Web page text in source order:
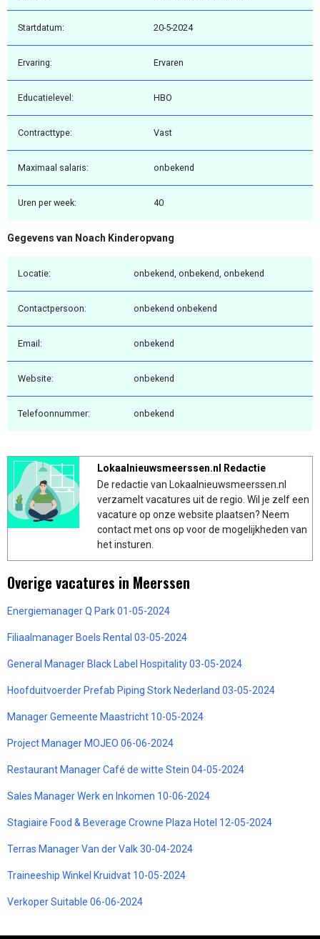
Startdatum: 20-5-2024
Ervaring: Ervaren
Educatielevel: HBO
Contracttype: Vast
Maximaal salaris: onbekend
Uren per week: 40
Gegevens van Noach Kinderopvang
Locatie: onbekend, onbekend, onbekend
Contactpersoon: onbekend onbekend
Email: onbekend
Website: onbekend
Telefoonnummer: onbekend
Lokaalnieuwsmeerssen.nl Redactie
De redactie van Lokaalnieuwsmeerssen.nl
verzamelt vacatures uit de regio. Wil je zelf een
vacature op onze website plaatsen? Neem
contact met ons op voor de mogelijkheden van
het insturen.
Overige vacatures in Meerssen
Energiemanager Q Park 01-05-2024
Filiaalmanager Boels Rental 03-05-2024
General Manager Black Label Hospitality 03-05-2024
Hoofduitvoerder Prefab Piping Stork Nederland 03-05-2024
Manager Gemeente Maastricht 10-05-2024
Project Manager MOJEO 06-06-2024
Restaurant Manager Café de witte Stein 04-05-2024
Sales Manager Werk en Inkomen 10-06-2024
Stagiaire Food & Beverage Crowne Plaza Hotel 12-05-2024
Terras Manager Van der Valk 30-04-2024
Traineeship Winkel Kruidvat 10-05-2024
Verkoper Suitable 06-06-2024